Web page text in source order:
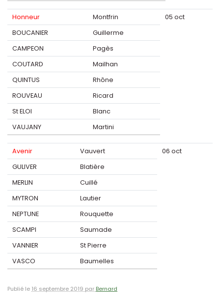
Honneur Montfrin
05 oct
BOUCANIER
Guillerme
CAMPEON
Pagès
COUTARD
Mailhan
QUINTUS
Rhône
ROUVEAU
Ricard
St ELOI
Blanc
VAUJANY
Martini
Avenir Vauvert
06 oct
GULIVER
Blatière
MERLIN
Cuillé
MYTRON
Lautier
NEPTUNE
Rouquette
SCAMPI
Saumade
VANNIER
St Pierre
VASCO
Baumelles
Publié le 16 septembre 2019 par Bernard